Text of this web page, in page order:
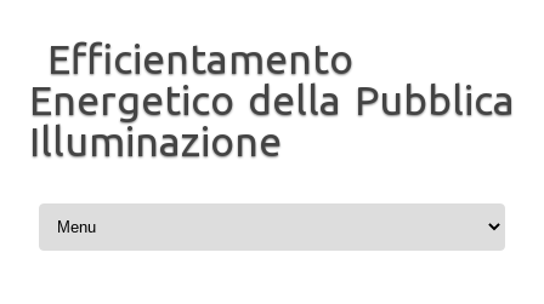
Efficientamento
Energetico della Pubblica
Illuminazione
Vai al contenuto